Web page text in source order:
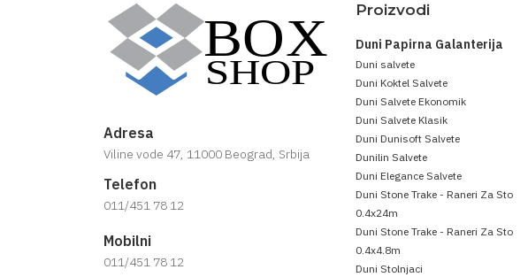
Adresa
Viline vode 47, 11000 Beograd, Srbija
Telefon
011/451 78 12
Mobilni
011/451 78 12
Proizvodi
Duni Papirna Galanterija
Duni salvete
Duni Koktel Salvete
Duni Salvete Ekonomik
Duni Salvete Klasik
Duni Dunisoft Salvete
Dunilin Salvete
Duni Elegance Salvete
Duni Stone Trake - Raneri Za Sto
0.4x24m
Duni Stone Trake - Raneri Za Sto
0.4x4.8m
Duni Stolnjaci